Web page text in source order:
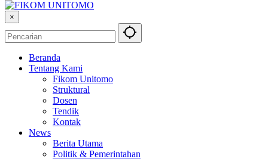
×
Beranda
Tentang Kami
Fikom Unitomo
Struktural
Dosen
Tendik
Kontak
News
Berita Utama
Politik & Pemerintahan